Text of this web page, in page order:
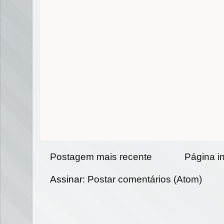
Postagem mais recente Página
Assinar: Postar comentários (Atom)